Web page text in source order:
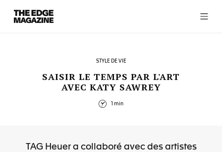
The
Edge
Magazine
STYLE DE VIE
SAISIR LE TEMPS PAR L'ART
AVEC KATY SAWREY
1 min
TAG Heuer a collaboré avec des artistes